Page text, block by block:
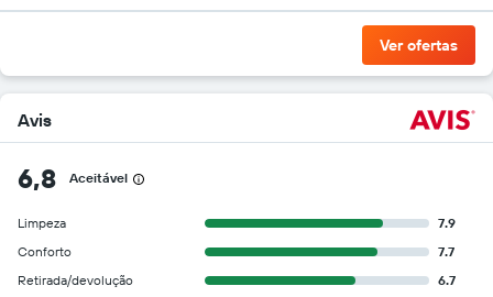
Ver ofertas
Avis
6,8 Aceitável
Limpeza
7.9
Conforto
7.7
Retirada/devolução
6.7